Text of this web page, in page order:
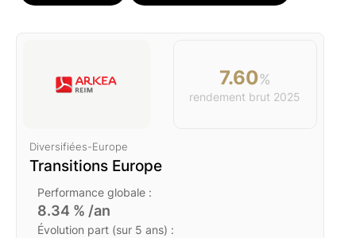
7.60%
rendement brut 2025
Diversifiées-Europe
Transitions Europe
Performance globale :
8.34 % /an
Évolution part (sur 5 ans) :